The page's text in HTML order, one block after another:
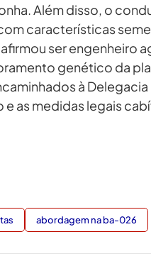
Além disso, o
características
ser engenheiro
genético da
à Delegacia
as medidas legais
abordagem na ba-026